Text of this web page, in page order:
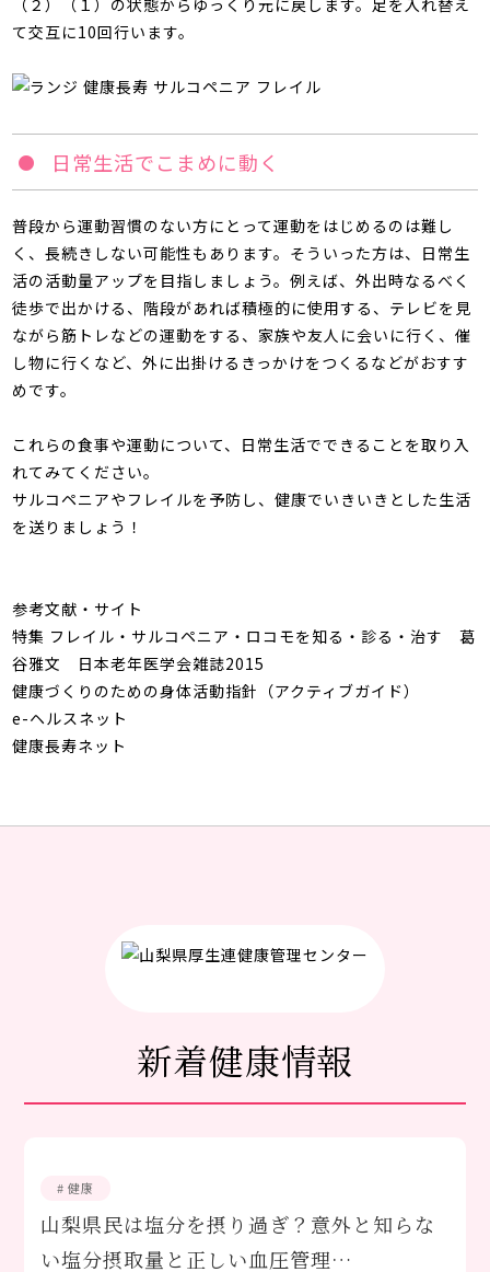
て交互に10回行います。
日常生活でこまめに動く
普段から運動習慣のない方にとって運動をはじめるのは難し
く、長続きしない可能性もあります。そういった方は、日常生
活の活動量アップを目指しましょう。例えば、外出時なるべく
徒歩で出かける、階段があれば積極的に使用する、テレビを見
ながら筋トレなどの運動をする、家族や友人に会いに行く、催
し物に行くなど、外に出掛けるきっかけをつくるなどがおすす
めです。
これらの食事や運動について、日常生活でできることを取り入
れてみてください。
サルコペニアやフレイルを予防し、健康でいきいきとした生活
を送りましょう！
参考文献・サイト
特集 フレイル・サルコペニア・ロコモを知る・診る・治す 葛
谷雅文 日本老年医学会雑誌2015
健康づくりのための身体活動指針（アクティブガイド）
e-ヘルスネット
健康長寿ネット
新着健康情報
# 健康
山梨県民は塩分を摂り過ぎ？意外と知らな
い塩分摂取量と正しい血圧管理…